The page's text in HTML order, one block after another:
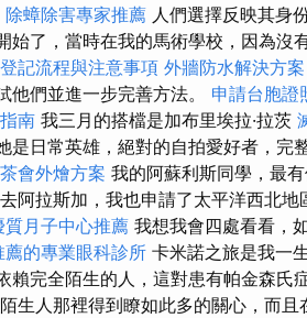
除蟑除害專家推薦 人們選擇反映其身
始了，當時在我的馬術學校，因為沒
記流程與注意事項 外牆防水解決方案
他們並進一步完善方法。 申請台胞證
南 我三月的搭檔是加布里埃拉·拉茨
是日常英雄，絕對的自拍愛好者，完
會外燴方案 我的阿蘇利斯同學，最
阿拉斯加，我也申請了太平洋西北地
質月子中心推薦 我想我會四處看看，
薦的專業眼科診所 卡米諾之旅是我一
賴完全陌生的人，這對患有帕金森氏
生人那裡得到瞭如此多的關心，而且